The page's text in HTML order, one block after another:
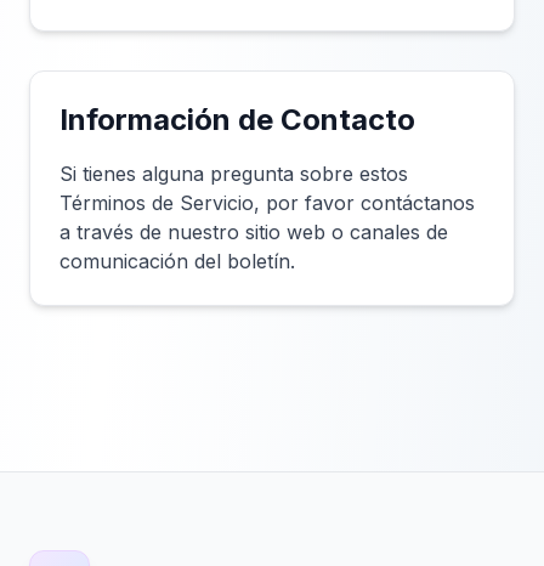
Información de Contacto
Si tienes alguna pregunta sobre estos
Términos de Servicio, por favor contáctanos
a través de nuestro sitio web o canales de
comunicación del boletín.